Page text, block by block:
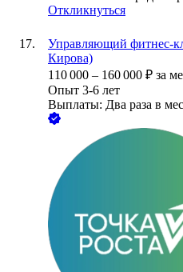
Откликнуться
Управляющий фитнес-
Кирова)
110 000 – 160 000 ₽ за
Опыт 3-6 лет
Выплаты: Два раза в